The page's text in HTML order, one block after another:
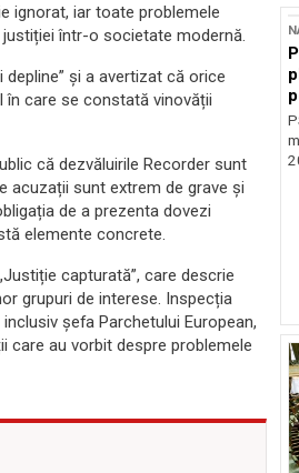
ignorat, iar toate problemele
într-o societate modernă.
și a avertizat că orice
care se constată vinovății
că dezvăluirile Recorder sunt
acuzații sunt extrem de grave și
de a prezenta dovezi
elemente concrete.
capturată”, care descrie
grupuri de interese. Inspecția
șefa Parchetului European,
care au vorbit despre problemele